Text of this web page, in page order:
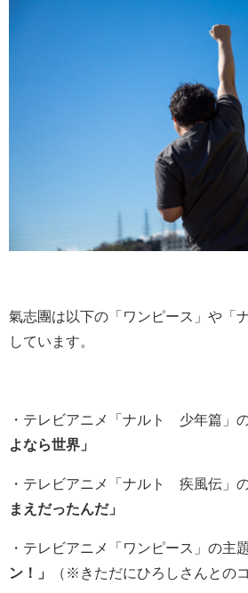
氣志團は以下の「ワンピース」や「
しています。
・テレビアニメ「ナルト 少年篇」
よなら世界」
・テレビアニメ「ナルト 疾風伝」
まえだったんだ」
・テレビアニメ「ワンピース」の主
ン！」
（※きただにひろしさんとのコ